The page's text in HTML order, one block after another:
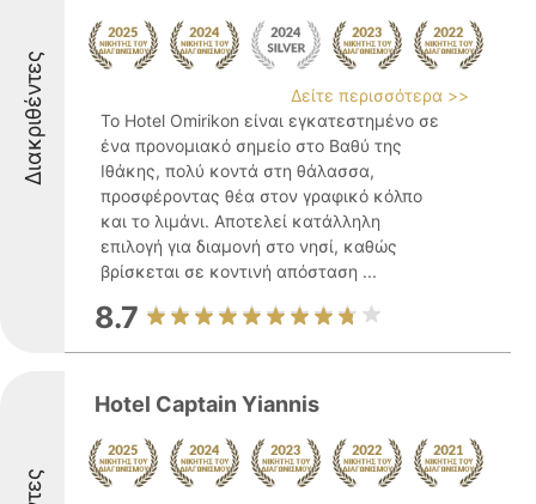
Διακριθέντες
Δείτε περισσότερα >>
Το Hotel Omirikon είναι εγκατεστημένο σε
ένα προνομιακό σημείο στο Βαθύ της
Ιθάκης, πολύ κοντά στη θάλασσα,
προσφέροντας θέα στον γραφικό κόλπο
και το λιμάνι. Αποτελεί κατάλληλη
επιλογή για διαμονή στο νησί, καθώς
βρίσκεται σε κοντινή απόσταση ...
8.7
Hotel Captain Yiannis